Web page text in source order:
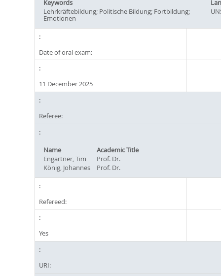
Keywords
Lehrkräftebildung; Politische Bildung; Fortbildung;
Emotionen
Date of oral exam:
11 December 2025
Referee:
Name
Academic Title
Engartner, Tim
Prof. Dr.
König, Johannes
Prof. Dr.
Refereed:
Yes
URI: